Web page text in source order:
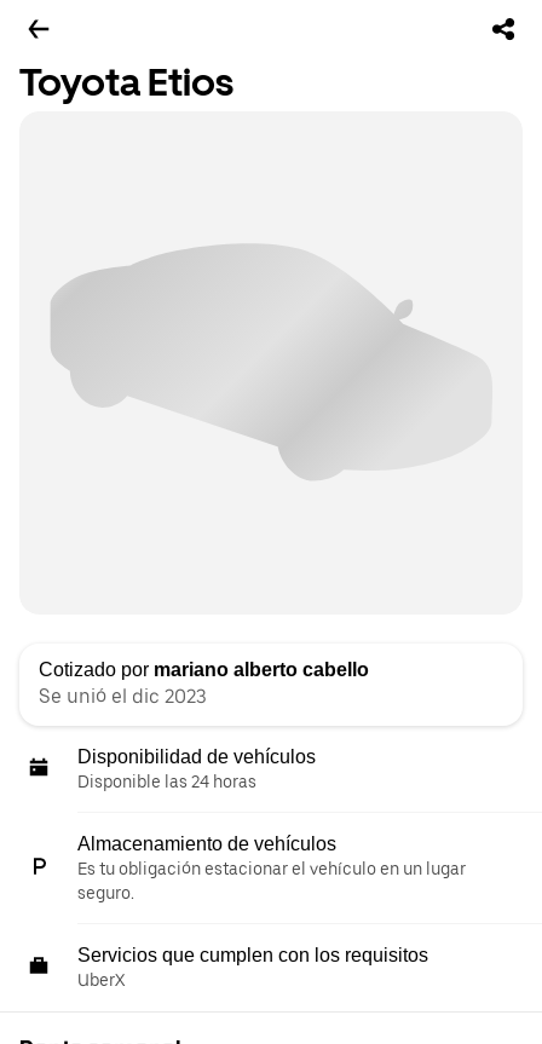
Toyota Etios
Cotizado por mariano alberto cabello
Se unió el dic 2023
Disponibilidad de vehículos
Disponible las 24 horas
Almacenamiento de vehículos
Es tu obligación estacionar el vehículo en un lugar
seguro.
Servicios que cumplen con los requisitos
UberX